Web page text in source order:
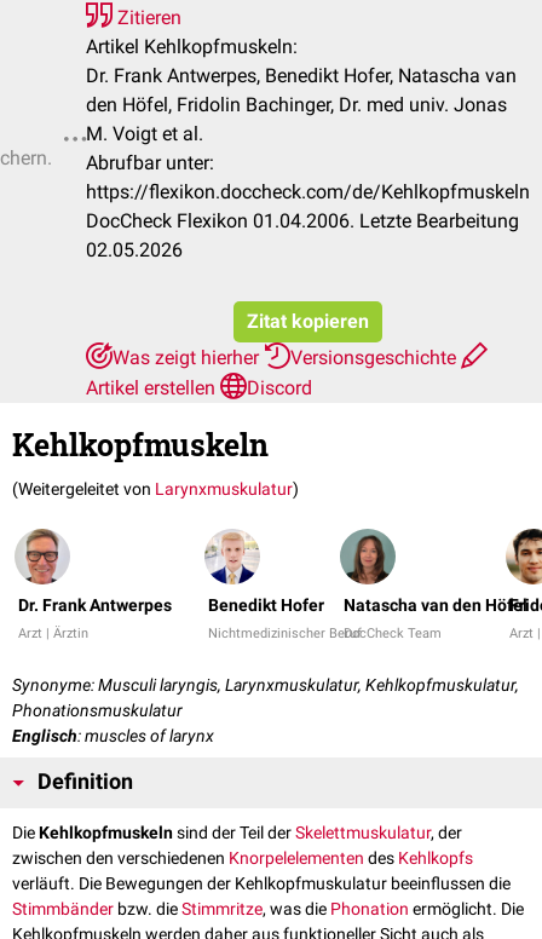
Zitieren
Artikel Kehlkopfmuskeln:
Dr. Frank Antwerpes, Benedikt Hofer, Natascha van
den Höfel, Fridolin Bachinger, Dr. med univ. Jonas
M. Voigt et al.
Abrufbar unter:
https://flexikon.doccheck.com/de/Kehlkopfmuskeln
DocCheck Flexikon 01.04.2006. Letzte Bearbeitung
02.05.2026
Zitat kopieren
Was zeigt hierher
Versionsgeschichte
Artikel erstellen
Discord
Kehlkopfmuskeln
(Weitergeleitet von Larynxmuskulatur)
Dr. Frank Antwerpes
Arzt | Ärztin
Benedikt Hofer
Nichtmedizinischer Beruf
Natascha van den Höfel
DocCheck Team Arzt
Synonyme: Musculi laryngis, Larynxmuskulatur, Kehlkopfmuskulatur,
Phonationsmuskulatur
Englisch: muscles of larynx
Definition
DieKehlkopfmuskelnsind der Teil derSkelettmuskulatur, der
zwischen den verschiedenen Knorpelelementen des Kehlkopfs
verläuft. Die Bewegungen der Kehlkopfmuskulatur beeinflussen die
Stimmbänder bzw. dieStimmritze, was die Phonation ermöglicht. Die
Kehlkopfmuskeln werden daher aus funktioneller Sicht auch als